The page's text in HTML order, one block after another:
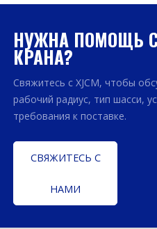
НУЖНА ПОМОЩЬ
КРАНА?
Свяжитесь с XJCM, чтобы
рабочий радиус, тип шасси,
требования к поставке.
СВЯЖИТЕСЬ С
НАМИ